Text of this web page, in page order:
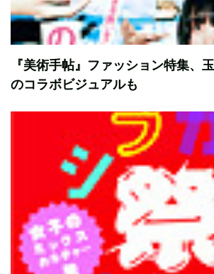
『美術手帖』ファッション特集、
のコラボビジュアルも